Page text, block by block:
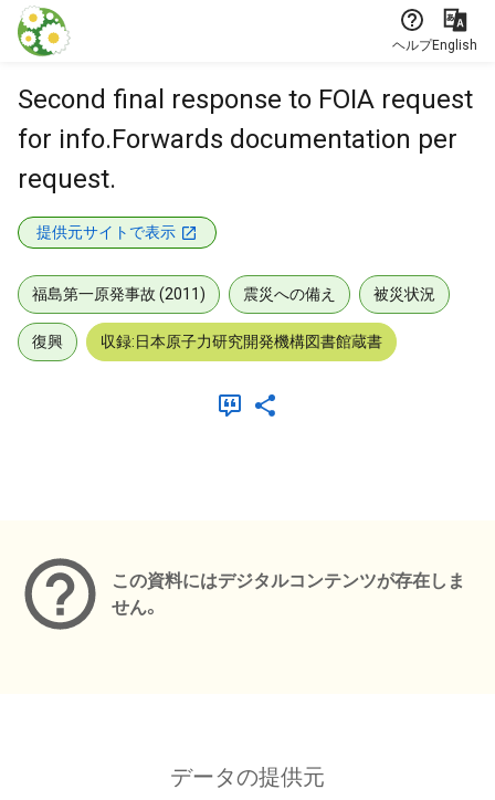
本文に飛ぶ
ヘルプEnglish
Second final response to FOIA request
for info.Forwards documentation per
request.
提供元サイトで表示
福島第一原発事故 (2011) 震災への備え 被災状況
復興 収録:日本原子力研究開発機構図書館蔵書
この資料にはデジタルコンテンツが存在しま
せん。
データの提供元